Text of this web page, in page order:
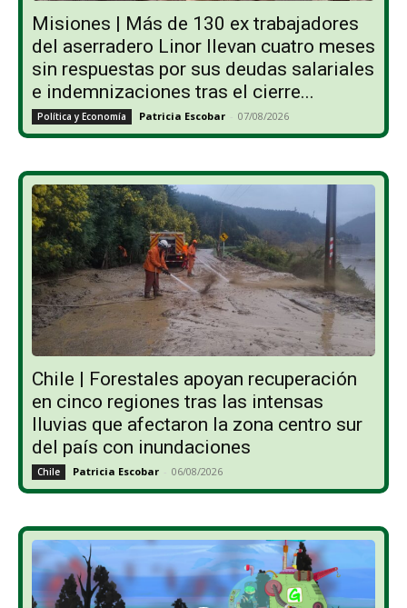
Misiones | Más de 130 ex trabajadores
del aserradero Linor llevan cuatro meses
sin respuestas por sus deudas salariales
e indemnizaciones tras el cierre...
Política y Economía Patricia Escobar - 07/08/2026
Chile | Forestales apoyan recuperación
en cinco regiones tras las intensas
lluvias que afectaron la zona centro sur
del país con inundaciones
Chile Patricia Escobar - 06/08/2026